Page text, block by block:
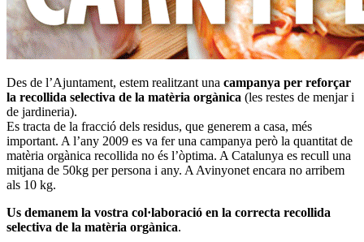
Des de l’Ajuntament, estem realitzant una campanya per reforçar
la recollida selectiva de la matèria orgànica (les restes de menjar i
de jardineria).
Es tracta de la fracció dels residus, que generem a casa, més
important. A l’any 2009 es va fer una campanya però la quantitat de
matèria orgànica recollida no és l’òptima. A Catalunya es recull una
mitjana de 50kg per persona i any. A Avinyonet encara no arribem
als 10 kg.
Us demanem la vostra col·laboració en la correcta recollida
selectiva de la matèria orgànica.